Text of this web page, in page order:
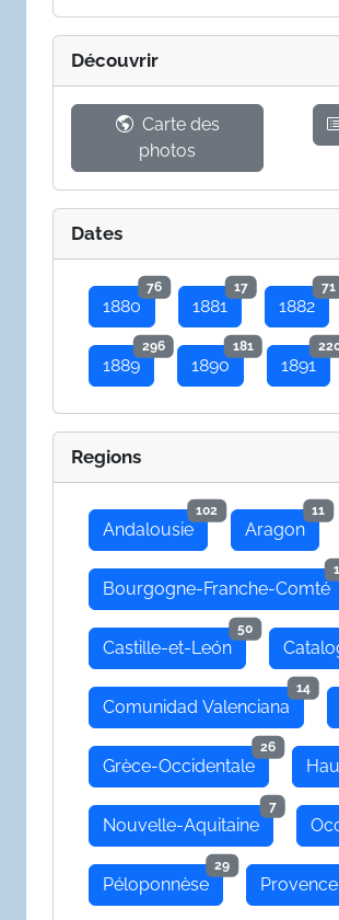
Découvrir
Carte des
photos
Dates
1880
76
1881
17
1882
71
1889
296
1890
181
1891
Regions
Andalousie
102
Aragon
11
Bourgogne-Franche-Comté
Castille-et-León
50
Comunidad Valenciana
14
Grèce-Occidentale
26
Nouvelle-Aquitaine
7
Péloponnèse
29